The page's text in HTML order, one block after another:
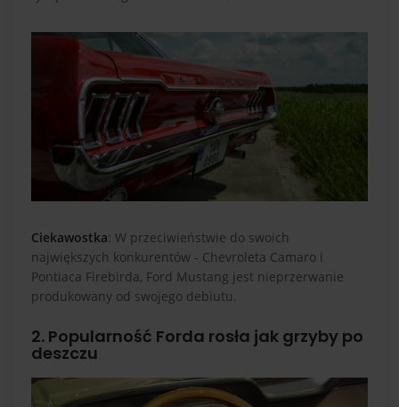
Ciekawostka: W przeciwieństwie do swoich
największych konkurentów - Chevroleta Camaro i
Pontiaca Firebirda, Ford Mustang jest nieprzerwanie
produkowany od swojego debiutu.
2. Popularność Forda rosła jak grzyby po
deszczu